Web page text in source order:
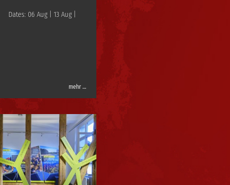
Dates: 06 Aug | 13 Aug |
mehr …